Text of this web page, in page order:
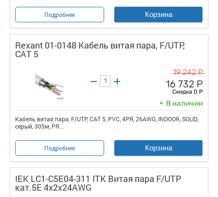
Подробнее Корзина
Rexant 01-0148 Кабель витая пара, F/UTP,
CAT 5
19 242 Р
16 732 Р
Скидка 0 Р
В наличии
Кабель витая пара, F/UTP, CAT 5, PVC, 4PR, 26AWG, INDOOR, SOLID,
серый, 305м, PR...
Подробнее Корзина
IEK LC1-C5E04-311 ITK Витая пара F/UTP
кат.5E 4x2х24AWG